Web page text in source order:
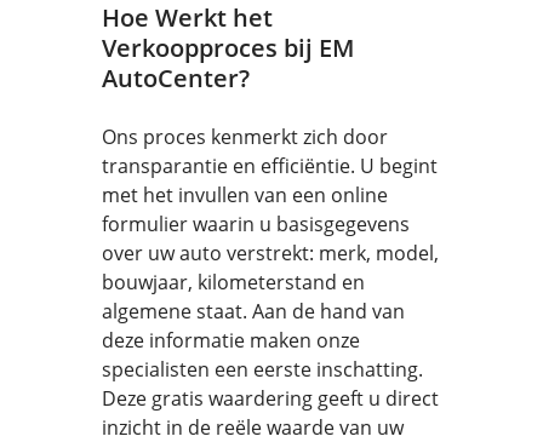
Hoe Werkt het
Verkoopproces bij EM
AutoCenter?
Ons proces kenmerkt zich door
transparantie en efficiëntie. U begint
met het invullen van een online
formulier waarin u basisgegevens
over uw auto verstrekt: merk, model,
bouwjaar, kilometerstand en
algemene staat. Aan de hand van
deze informatie maken onze
specialisten een eerste inschatting.
Deze gratis waardering geeft u direct
inzicht in de reële waarde van uw